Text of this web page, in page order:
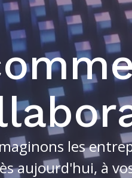
les
aujourd'hui, à